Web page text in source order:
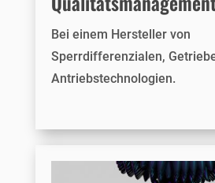
Bei einem Hersteller von
Sperrdifferenzialen,
Antriebstechnologien.